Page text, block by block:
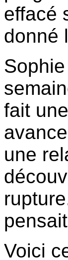
effacé
donné
fait
une
Voici